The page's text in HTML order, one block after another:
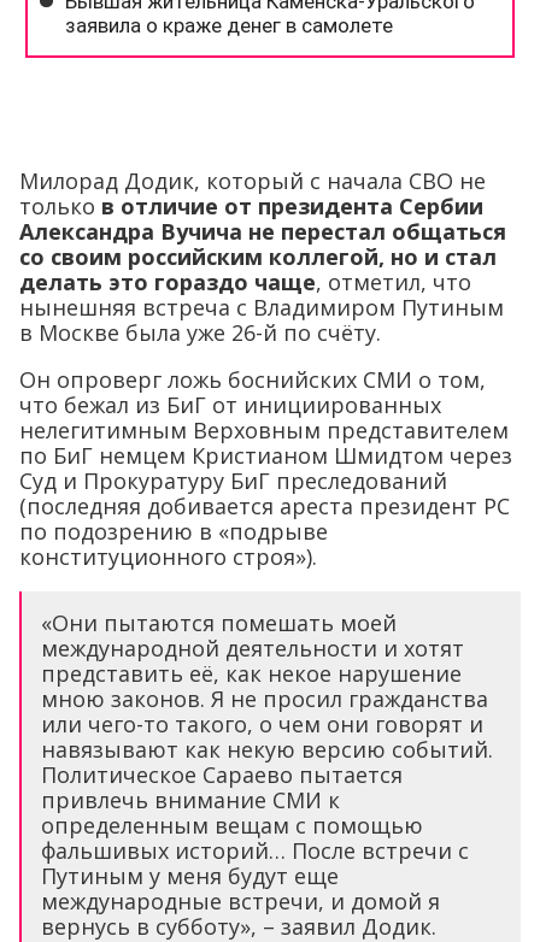
Милорад Додик, который с начала СВО не
только в отличие от президента Сербии
Александра Вучича не перестал общаться
со своим российским коллегой, но и стал
делать это гораздо чаще, отметил, что
нынешняя встреча с Владимиром Путиным
в Москве была уже 26-й по счёту.
Он опроверг ложь боснийских СМИ о том,
что бежал из БиГ от инициированных
нелегитимным Верховным представителем
по БиГ немцем Кристианом Шмидтом через
Суд и Прокуратуру БиГ преследований
(последняя добивается ареста президент РС
по подозрению в «подрыве
конституционного строя»).
«Они пытаются помешать моей
международной деятельности и хотят
представить её, как некое нарушение
мною законов. Я не просил гражданства
или чего-то такого, о чем они говорят и
навязывают как некую версию событий.
Политическое Сараево пытается
привлечь внимание СМИ к
определенным вещам с помощью
фальшивых историй… После встречи с
Путиным у меня будут еще
международные встречи, и домой я
вернусь в субботу», – заявил Додик.